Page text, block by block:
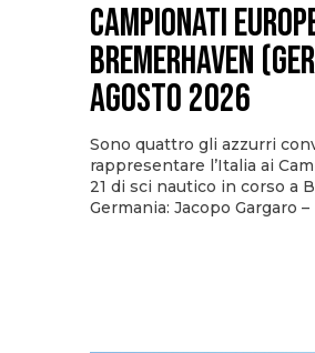
Campionati
Bremerhaven
agosto 2026
Sono quattro gli azzurri
rappresentare l’Italia ai
21 di sci nautico in corso a
Germania: Jacopo Gargaro –